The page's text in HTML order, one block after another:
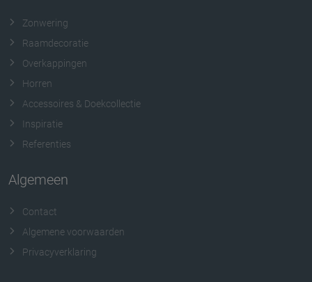
Zonwering
Raamdecoratie
Overkappingen
Horren
Accessoires & Doekcollectie
Inspiratie
Referenties
Algemeen
Contact
Algemene voorwaarden
Privacyverklaring